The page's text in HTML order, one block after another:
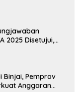
2025 Disetujui,
Binjai, Pemprov
Anggaran